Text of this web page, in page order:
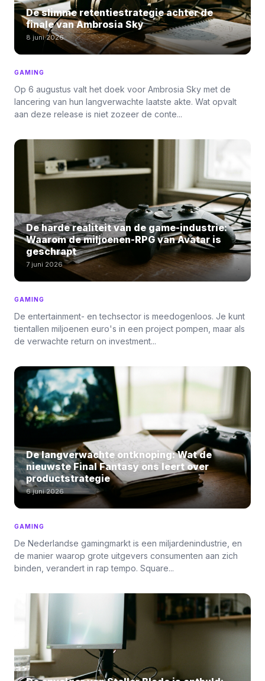
De slimme retentiestrategie achter de
finale van Ambrosia Sky
8 juni 2026
GAMING
Op 6 augustus valt het doek voor Ambrosia Sky met de
lancering van hun langverwachte laatste akte. Wat opvalt
aan deze release is niet zozeer de conte...
De harde realiteit van de game-industrie:
Waarom de miljoenen-RPG van Avatar is
geschrapt
7 juni 2026
GAMING
De entertainment- en techsector is meedogenloos. Je kunt
tientallen miljoenen euro's in een project pompen, maar als
de verwachte return on investment...
De langverwachte ontknoping: Wat de
nieuwste Final Fantasy ons leert over
productstrategie
6 juni 2026
GAMING
De Nederlandse gamingmarkt is een miljardenindustrie, en
de manier waarop grote uitgevers consumenten aan zich
binden, verandert in rap tempo. Square...